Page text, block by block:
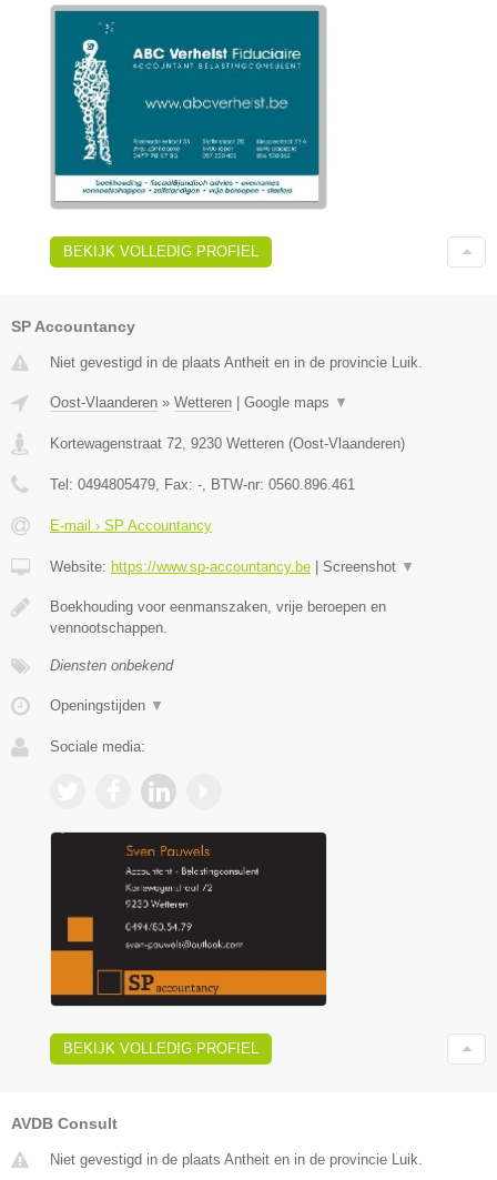
BEKIJK VOLLEDIG PROFIEL
SP Accountancy
Niet gevestigd in de plaats Antheit en in de provincie Luik.
Oost-Vlaanderen » Wetteren Google maps ▼
Kortewagenstraat 72 9230 Wetteren (Oost-Vlaanderen)
Tel: 0494805479 , Fax: - , BTW-nr: 0560.896.461
E-mail › SP Accountancy
Website: https://www.sp-accountancy.be Screenshot ▼
Boekhouding voor eenmanszaken, vrije beroepen en
vennootschappen.
Diensten onbekend
Openingstijden ▼
Sociale media:
BEKIJK VOLLEDIG PROFIEL
AVDB Consult
Niet gevestigd in de plaats Antheit en in de provincie Luik.